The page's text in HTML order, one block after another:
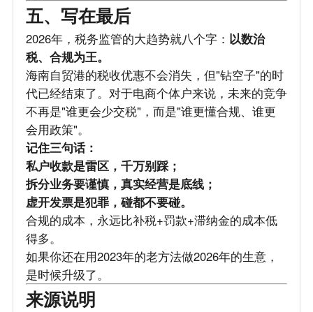
五、写在最后
2026年，税务监管的大趋势就八个字： 以数治
税、合规为王。
海南自贸港的税收优惠不会消失，但"钻空子"的时
代已经结束了。对于电商个体户来说，未来的竞争
不再是"谁更会少交税"，而是"谁更懂合规、谁更
会用政策"。
记住三句话：
私户收款是雷区，千万别踩；
拆分业务要谨慎，真实经营是底线；
虚开发票是犯罪，碰都不要碰。
合规的成本，永远比补税+罚款+滞纳金的成本低
得多。
如果你还在用2023年的老方法做2026年的生意，
是时候升级了。
来源说明